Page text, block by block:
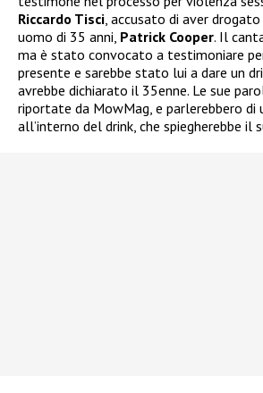
Riccardo Tisci, accusato di aver
uomo di 35 anni, Patrick Cooper. Il
ma è stato convocato a testimoniare
presente e sarebbe stato lui a dare un
avrebbe dichiarato il 35enne. Le sue
riportate da MowMag, e parlerebbero di
all’interno del drink, che spiegherebbe il